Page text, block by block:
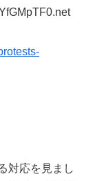
対応を見まし